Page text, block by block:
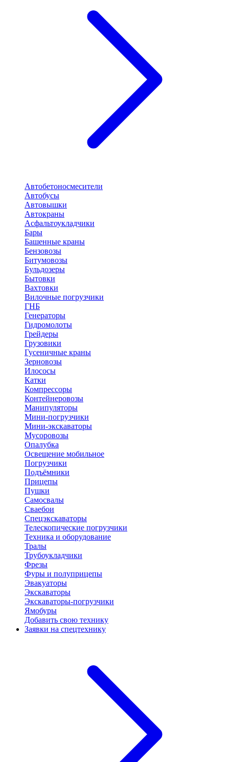
Автобетоносмесители
Автобусы
Автовышки
Автокраны
Асфальтоукладчики
Бары
Башенные краны
Бензовозы
Битумовозы
Бульдозеры
Бытовки
Вахтовки
Вилочные погрузчики
ГНБ
Генераторы
Гидромолоты
Грейдеры
Грузовики
Гусеничные краны
Зерновозы
Илососы
Катки
Компрессоры
Контейнеровозы
Манипуляторы
Мини-погрузчики
Мини-экскаваторы
Мусоровозы
Опалубка
Освещение мобильное
Погрузчики
Подъёмники
Прицепы
Пушки
Самосвалы
Сваебои
Спецэкскаваторы
Телескопические погрузчики
Техника и оборудование
Тралы
Трубоукладчики
Фрезы
Фуры и полуприцепы
Эвакуаторы
Экскаваторы
Экскаваторы-погрузчики
Ямобуры
Добавить свою технику
Заявки на спецтехнику